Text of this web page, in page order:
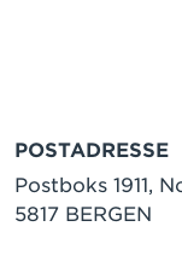
POSTADRESSE
Postboks 1911,
5817 BERGEN